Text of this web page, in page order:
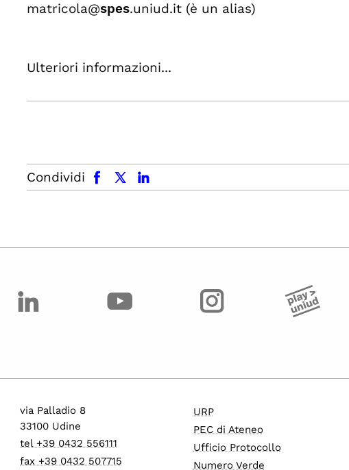
matricola@spes.uniud.it (è un alias)
Ulteriori informazioni...
Condividi
facebook x.com linkedin
via Palladio 8
33100 Udine
tel +39 0432 556111
fax +39 0432 507715
URP
PEC di Ateneo
Ufficio Protocollo
Numero Verde